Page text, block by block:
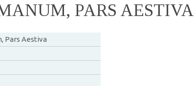
PARS AESTIVA
Pars Aestiva